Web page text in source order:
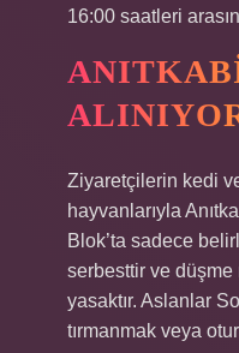
16:00 saatleri
Ziyaretçilerin kedi
hayvanlarıyla
Blok’ta sadece
serbesttir ve
yasaktır. Aslanlar
tırmanmak veya